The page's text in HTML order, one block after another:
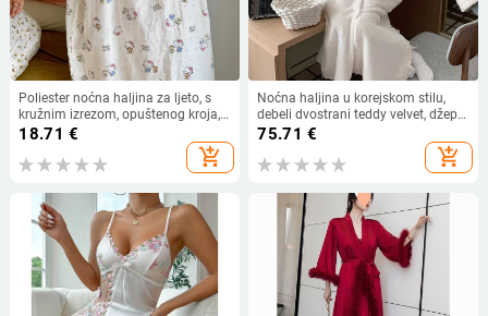
Poliester noćna haljina za ljeto, s
kružnim izrezom, opuštenog kroja,
3/4 rukavi, duga suknja –
prozračne kućne pidžame za mlade
žene
18.71 €
add_shopping_cart
Noćna haljina u korejskom stilu,
debeli dvostrani teddy velvet, džep s
čipkom, okrugli izrez, dugi rukavi,
75.71 €
add_shopping_cart